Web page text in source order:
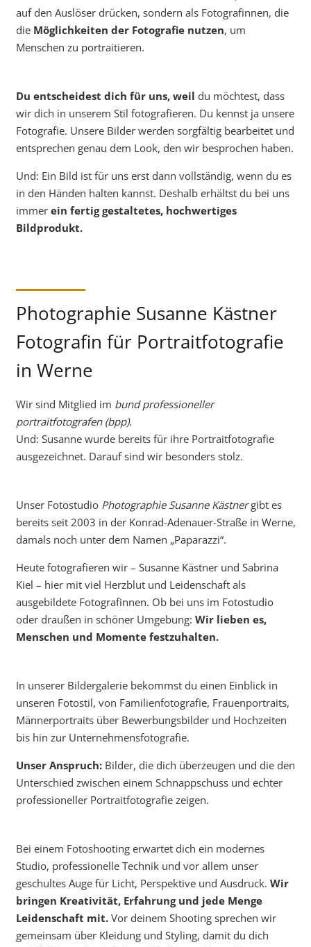
auf den Auslöser drücken, sondern als Fotografinnen, die
die Möglichkeiten der Fotografie nutzen, um
Menschen zu portraitieren.
Du entscheidest dich für uns, weil du möchtest, dass
wir dich in unserem Stil fotografieren. Du kennst ja unsere
Fotografie. Unsere Bilder werden sorgfältig bearbeitet und
entsprechen genau dem Look, den wir besprochen haben.
Und: Ein Bild ist für uns erst dann vollständig, wenn du es
in den Händen halten kannst. Deshalb erhältst du bei uns
immer ein fertig gestaltetes, hochwertiges
Bildprodukt.
Photographie Susanne Kästner
Fotografin für Portraitfotografie
in Werne
Wir sind Mitglied im bund professioneller
portraitfotografen (bpp).
Und: Susanne wurde bereits für ihre Portraitfotografie
ausgezeichnet. Darauf sind wir besonders stolz.
Unser Fotostudio Photographie Susanne Kästnergibt es
bereits seit 2003 in der Konrad-Adenauer-Straße in Werne,
damals noch unter dem Namen „Paparazzi“.
Heute fotografieren wir – Susanne Kästner und Sabrina
Kiel – hier mit viel Herzblut und Leidenschaft als
ausgebildete Fotografinnen. Ob bei uns im Fotostudio
oder draußen in schöner Umgebung: Wir lieben es,
Menschen und Momente festzuhalten.
In unserer Bildergalerie bekommst du einen Einblick in
unseren Fotostil, von Familienfotografie, Frauenportraits,
Männerportraits über Bewerbungsbilder und Hochzeiten
bis hin zur Unternehmensfotografie.
Unser Anspruch:Bilder, die dich überzeugen und die den
Unterschied zwischen einem Schnappschuss und echter
professioneller Portraitfotografie zeigen.
Bei einem Fotoshooting erwartet dich ein modernes
Studio, professionelle Technik und vor allem unser
geschultes Auge für Licht, Perspektive und Ausdruck. Wir
bringen Kreativität, Erfahrung und jede Menge
Leidenschaft mit.Vor deinem Shooting sprechen wir
gemeinsam über Kleidung und Styling, damit du dich